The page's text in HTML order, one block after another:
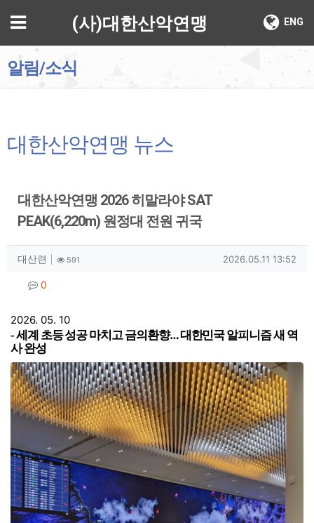
메뉴 ENG
(사)대한산악연맹
알림/소식
대한산악연맹 뉴스
대한산악연맹 2026 히말라야 SAT
PEAK(6,220m) 원정대 전원 귀국
작성자 정보
대산련 작성591조회 작성일
2026.05.11 13:52
컨텐츠 정보
0
본문
2026. 05. 10
-세계 초등 성공 마치고 금의환향…대한민국 알피니즘 새 역
사 완성